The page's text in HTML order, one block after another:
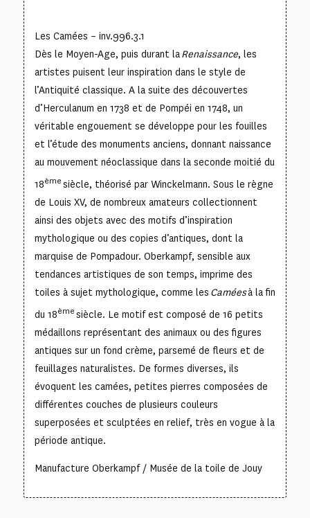
Les Camées – inv.996.3.1
Dès le Moyen-Age, puis durant laRenaissance, les
artistes puisent leur inspiration dans le style de
l’Antiquité classique. A la suite des découvertes
d’Herculanum en 1738 et de Pompéi en 1748, un
véritable engouement se développe pour les fouilles
et l’étude des monuments anciens, donnant naissance
au mouvement néoclassique dans la seconde moitié du
18èmesiècle, théorisé par Winckelmann. Sous le règne
de Louis XV, de nombreux amateurs collectionnent
ainsi des objets avec des motifs d’inspiration
mythologique ou des copies d’antiques, dont la
marquise de Pompadour. Oberkampf, sensible aux
tendances artistiques de son temps, imprime des
toiles à sujet mythologique, comme les Caméesà la fin
du 18èmesiècle. Le motif est composé de 16 petits
médaillons représentant des animaux ou des figures
antiques sur un fond crème, parsemé de fleurs et de
feuillages naturalistes. De formes diverses, ils
évoquent les camées, petites pierres composées de
différentes couches de plusieurs couleurs
superposées et sculptées en relief, très en vogue à la
période antique.
Manufacture Oberkampf / Musée de la toile de Jouy